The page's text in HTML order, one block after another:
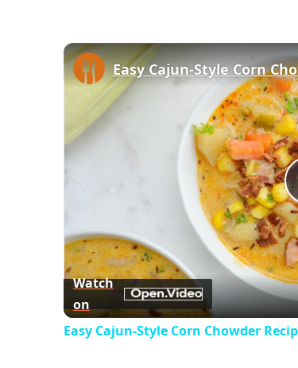
Easy Cajun-Style Corn
Watch
on
Easy Cajun-Style Corn Chowder